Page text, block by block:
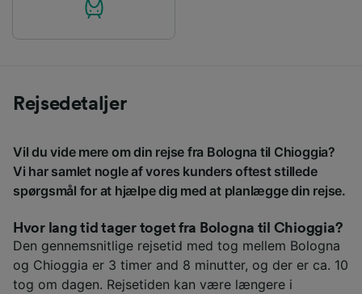
Rejsedetaljer
Vil du vide mere om din rejse fra Bologna til Chioggia?
Vi har samlet nogle af vores kunders oftest stillede
spørgsmål for at hjælpe dig med at planlægge din rejse.
Hvor lang tid tager toget fra Bologna til Chioggia?
Den gennemsnitlige rejsetid med tog mellem Bologna
og Chioggia er 3 timer and 8 minutter, og der er ca. 10
tog om dagen. Rejsetiden kan være længere i